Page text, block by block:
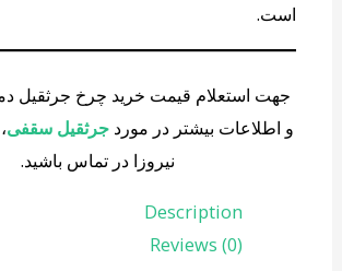
است.
و اطلاعات بیشتر در موردجرثقیل سقفی
نیروزا در تماس باشید.
Description
Reviews (0)